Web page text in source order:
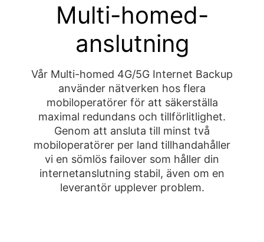
Multi-homed-
anslutning
Vår Multi-homed 4G/5G Internet Backup
använder nätverken hos flera
mobiloperatörer för att säkerställa
maximal redundans och tillförlitlighet.
Genom att ansluta till minst två
mobiloperatörer per land tillhandahåller
vi en sömlös failover som håller din
internetanslutning stabil, även om en
leverantör upplever problem.